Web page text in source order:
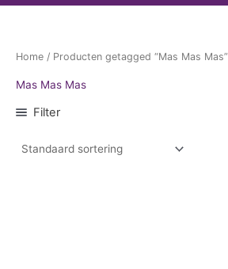
Home / Producten getagged “Mas Mas Mas”
Mas Mas Mas
Filter